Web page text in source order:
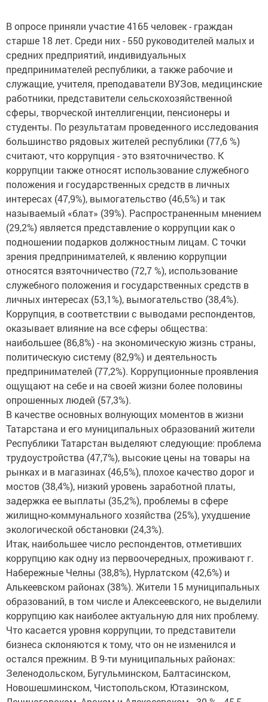
В опросе приняли участие 4165 человек - граждан
старше 18 лет. Среди них - 550 руководителей малых и
средних предприятий, индивидуальных
предпринимателей республики, а также рабочие и
служащие, учителя, преподаватели ВУЗов, медицинские
работники, представители сельскохозяйственной
сферы, творческой интеллигенции, пенсионеры и
студенты. По результатам проведенного исследования
большинство рядовых жителей республики (77,6 %)
считают, что коррупция - это взяточничество. К
коррупции также относят использование служебного
положения и государственных средств в личных
интересах (47,9%), вымогательство (46,5%) и так
называемый «блат» (39%). Распространенным мнением
(29,2%) является представление о коррупции как о
подношении подарков должностным лицам. С точки
зрения предпринимателей, к явлению коррупции
относятся взяточничество (72,7 %), использование
служебного положения и государственных средств в
личных интересах (53,1%), вымогательство (38,4%).
Коррупция, в соответствии с выводами респондентов,
оказывает влияние на все сферы общества:
наибольшее (86,8%) - на экономическую жизнь страны,
политическую систему (82,9%) и деятельность
предпринимателей (77,2%). Коррупционные проявления
ощущают на себе и на своей жизни более половины
опрошенных людей (57,3%).
В качестве основных волнующих моментов в жизни
Татарстана и его муниципальных образований жители
Республики Татарстан выделяют следующие: проблема
трудоустройства (47,7%), высокие цены на товары на
рынках и в магазинах (46,5%), плохое качество дорог и
мостов (38,4%), низкий уровень заработной платы,
задержка ее выплаты (35,2%), проблемы в сфере
жилищно-коммунального хозяйства (25%), ухудшение
экологической обстановки (24,3%).
Итак, наибольшее число респондентов, отметивших
коррупцию как одну из первоочередных, проживают г.
Набережные Челны (38,8%), Нурлатском (42,6%) и
Алькеевском районах (38%). Жители 15 муниципальных
образований, в том числе и Алексеевского, не выделили
коррупцию как наиболее актуальную для них проблему.
Что касается уровня коррупции, то представители
бизнеса склоняются к тому, что он не изменился и
остался прежним. В 9-ти муниципальных районах:
Зеленодольском, Бугульминском, Балтасинском,
Новошешминском, Чистопольском, Ютазинском,